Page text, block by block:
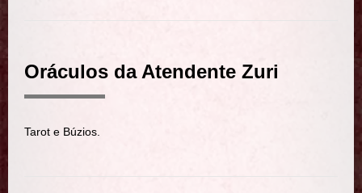
Oráculos da Atendente Zuri
Tarot e Búzios.